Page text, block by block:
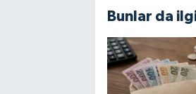
Bunlar da